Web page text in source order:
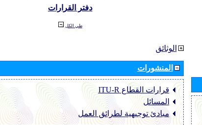
دفتر القرارات
طي الكل
الوثائق
المنشورات
قرارات القطاع ‏ITU-R
المسائل
مبادئ توجيهية لطرائق العمل